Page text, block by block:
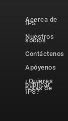
Acerca de
IPS
Nuestros
socios
Contáctenos
Apóyenos
¿Quieres
publicar
notas de
IPS?